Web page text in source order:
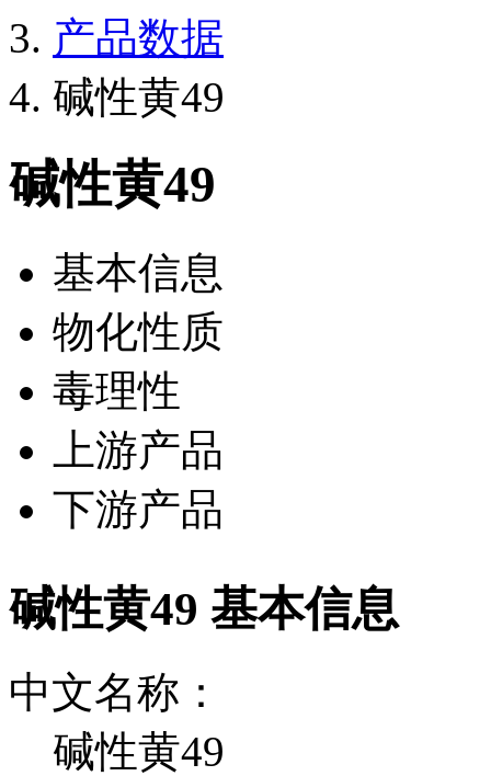
产品数据
碱性黄49
碱性黄49
基本信息
物化性质
毒理性
上游产品
下游产品
碱性黄49 基本信息
中文名称：
碱性黄49